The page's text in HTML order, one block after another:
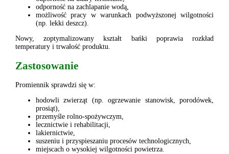
odporność na zachlapanie wodą,
możliwość pracy w warunkach podwyższonej wilgotności
(np. lekki deszcz).
Nowy, zoptymalizowany kształt bańki poprawia rozkład
temperatury i trwałość produktu.
Zastosowanie
Promiennik sprawdzi się w:
hodowli zwierząt (np. ogrzewanie stanowisk, porodówek,
prosiąt),
przemyśle rolno-spożywczym,
lecznictwie i rehabilitacji,
lakiernictwie,
suszeniu i przyspieszaniu procesów technologicznych,
miejscach o wysokiej wilgotności powietrza.